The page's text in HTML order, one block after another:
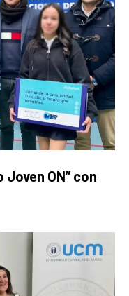
ON” con